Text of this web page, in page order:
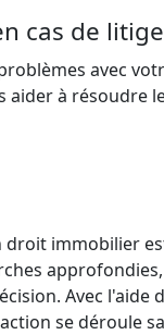
cas de litige
avec
aider à résoudre
droit immobilier
Avec l'aide
se déroule